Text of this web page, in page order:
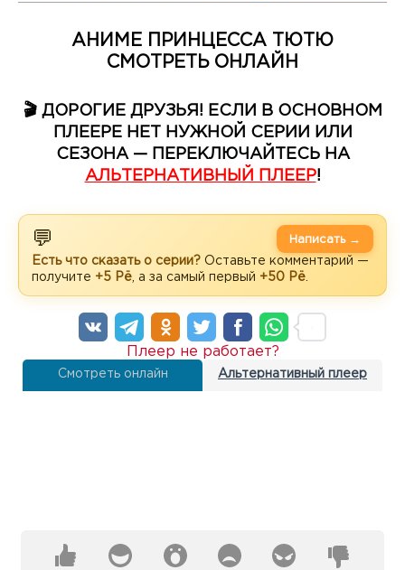
АНИМЕ ПРИНЦЕССА ТЮТЮ
СМОТРЕТЬ ОНЛАЙН
🎬 ДОРОГИЕ ДРУЗЬЯ! ЕСЛИ В ОСНОВНОМ
ПЛЕЕРЕ НЕТ НУЖНОЙ СЕРИИ ИЛИ
СЕЗОНА — ПЕРЕКЛЮЧАЙТЕСЬ НА
АЛЬТЕРНАТИВНЫЙ ПЛЕЕР!
💬
Есть что сказать о серии? Оставьте комментарий —
получите +5 Рё , а за самый первый +50 Рё
Написать →
Смотреть онлайн Альтернативный плеер
Плеер не работает?